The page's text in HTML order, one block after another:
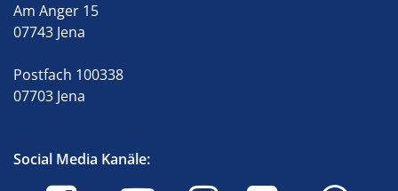
Am Anger 15
07743 Jena
Postfach 100338
07703 Jena
Social Media Kanäle: